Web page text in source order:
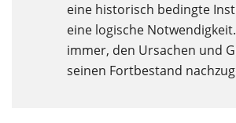
eine historisch bedingte
eine logische
immer, den Ursachen und
seinen Fortbestand